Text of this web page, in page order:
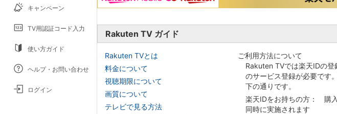
キャンペーン
TV用認証コード入力
使い方ガイド
ヘルプ・お問い合わせ
ログイン
Rakuten TV ガイド
Rakuten TVとは
料金について
視聴期限について
画質について
テレビで見る方法
ご利用方法について
Rakuten TVでは楽天IDの
のサービス登録が必要です
下の通りです。
楽天IDをお持ちの方： 購
同時に実施されます